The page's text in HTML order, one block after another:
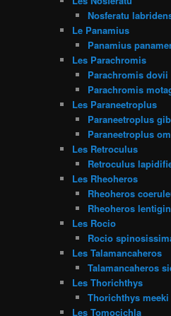
Nosferatu
Le Panamius
Panamius
Les Parachromis
Parachromis dovii
Parachromis
Les Paraneetroplus
Paraneetroplus
Paraneetroplus
Les Retroculus
Retroculus
Les Rheoheros
Rheoheros
Rheoheros
Les Rocio
Rocio
Les Talamancaheros
Talamancaheros
Les Thorichthys
Thorichthys meeki
Les Tomocichla